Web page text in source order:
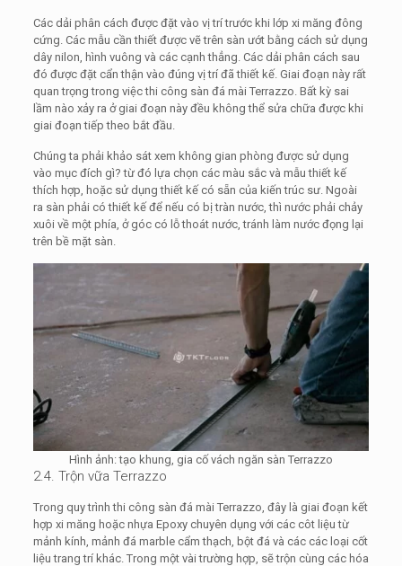
Các dải phân cách được đặt vào vị trí trước khi lớp xi măng đông
cứng. Các mẫu cần thiết được vẽ trên sàn ướt bằng cách sử dụng
dây nilon, hình vuông và các cạnh thẳng. Các dải phân cách sau
đó được đặt cẩn thận vào đúng vị trí đã thiết kế. Giai đoạn này rất
quan trọng trong việc thi công sàn đá mài Terrazzo. Bất kỳ sai
lầm nào xảy ra ở giai đoạn này đều không thể sửa chữa được khi
giai đoạn tiếp theo bắt đầu.
Chúng ta phải khảo sát xem không gian phòng được sử dụng
vào mục đích gì? từ đó lựa chọn các màu sắc và mẫu thiết kế
thích hợp, hoặc sử dụng thiết kế có sẵn của kiến trúc sư. Ngoài
ra sàn phải có thiết kế để nếu có bị tràn nước, thì nước phải chảy
xuôi về một phía, ở góc có lỗ thoát nước, tránh làm nước đọng lại
trên bề mặt sàn.
Hình ảnh: tạo khung, gia cố vách ngăn sàn Terrazzo
2.4. Trộn vữa Terrazzo
Trong quy trình thi công sàn đá mài Terrazzo, đây là giai đoạn kết
hợp xi măng hoặc nhựa Epoxy chuyên dụng với các côt liệu từ
mảnh kính, mảnh đá marble cẩm thạch, bột đá và các các loại cốt
liệu trang trí khác. Trong một vài trường hợp, sẽ trộn cùng các hóa